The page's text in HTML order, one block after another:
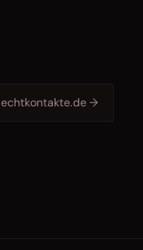
echtkontakte.de →